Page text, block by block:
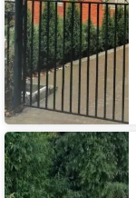
Гостевой
дом
На
Котле